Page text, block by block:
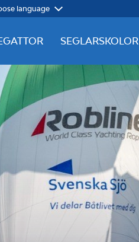
language
SEGLARSKOLOR